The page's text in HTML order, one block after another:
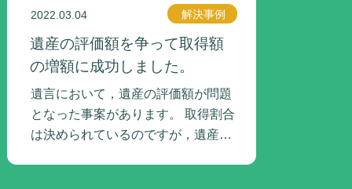
2022.03.04 解決事例
遺産の評価額を争って取得額
の増額に成功しました。
遺言において，遺産の評価額が問題
となった事案があります。 取得割合
は決められているのですが，遺産を